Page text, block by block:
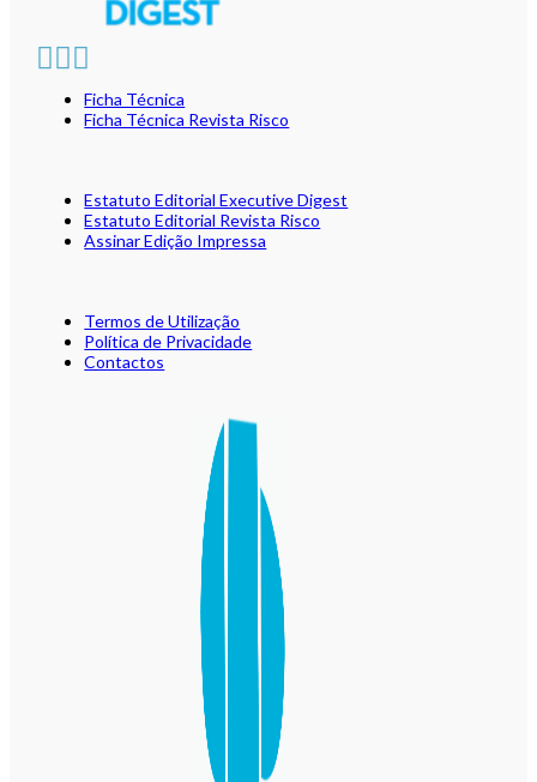
Ficha Técnica
Ficha Técnica Revista Risco
Estatuto Editorial Executive Digest
Estatuto Editorial Revista Risco
Assinar Edição Impressa
Termos de Utilização
Política de Privacidade
Contactos